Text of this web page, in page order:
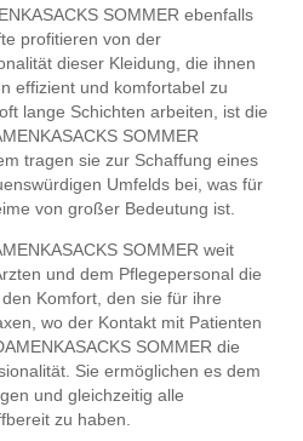
SOMMER ebenfalls
profitieren von der
dieser Kleidung, die ihnen
effizient und komfortabel zu
lange Schichten arbeiten, ist die
SOMMER
tragen sie zur Schaffung eines
Umfelds bei, was für
von großer Bedeutung ist.
SOMMER weit
und dem Pflegepersonal die
Komfort, den sie für ihre
wo der Kontakt mit Patienten
SOMMER die
Sie ermöglichen es dem
und gleichzeitig alle
zu haben.